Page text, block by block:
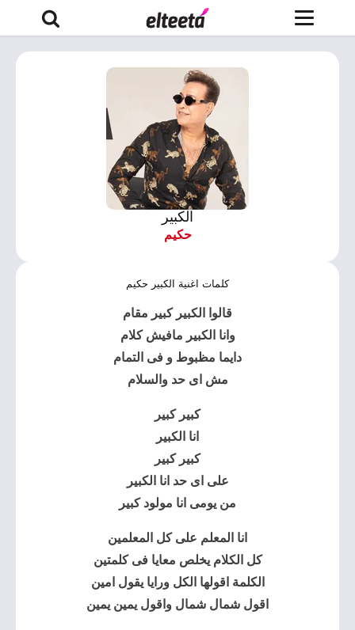
الكبير
حكيم
كلمات اغنية الكبير حكيم
قالوا الكبير كبير مقام
وانا الكبير مافيش كلام
دايما مظبوط و فى التمام
مش اى حد والسلام
كبير كبير
انا الكبير
كبير كبير
على اى حد انا الكبير
من يومى انا مولود كبير
انا المعلم على كل المعلمين
كل الكلام يخلص معايا فى كلمتين
الكلمة اقولها الكل ورايا يقول امين
اقول شمال شمال واقول يمين يمين